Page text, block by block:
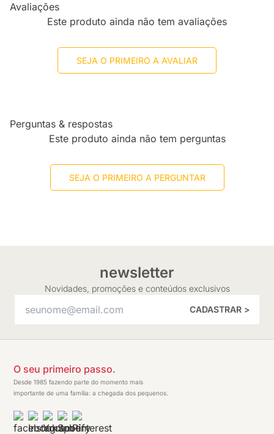
Avaliações
Este produto ainda não tem avaliações
SEJA O PRIMEIRO A AVALIAR
Perguntas & respostas
Este produto ainda não tem perguntas
SEJA O PRIMEIRO A PERGUNTAR
newsletter
Novidades, promoções e conteúdos exclusivos
CADASTRAR >
O seu primeiro passo.
Desde 1985 fazendo parte do momento mais
importante de uma família: a chegada dos pequenos.